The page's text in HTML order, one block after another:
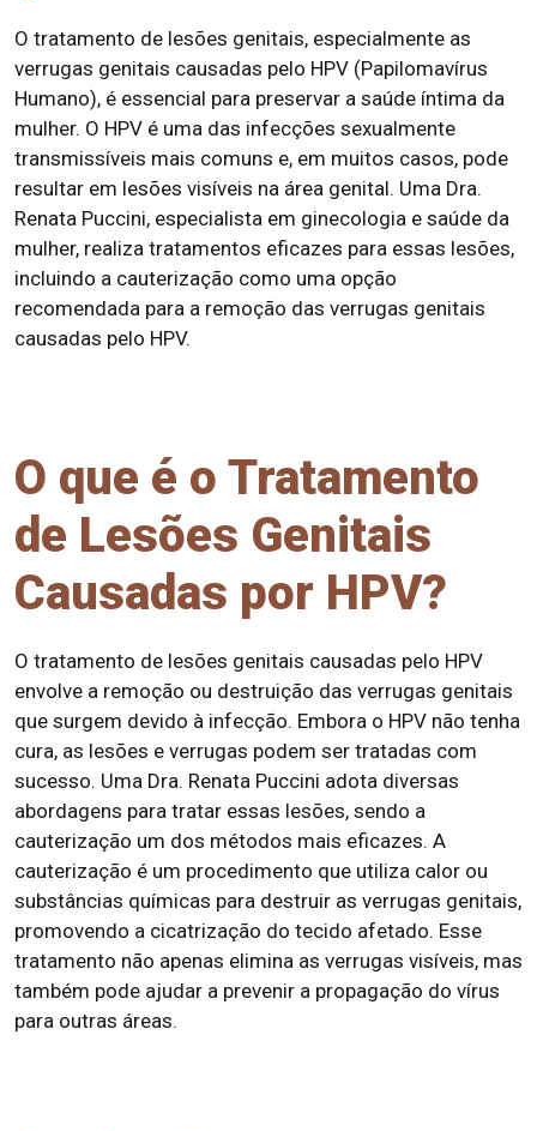
O tratamento de lesões genitais, especialmente as
verrugas genitais causadas pelo HPV (Papilomavírus
Humano), é essencial para preservar a saúde íntima da
mulher. O HPV é uma das infecções sexualmente
transmissíveis mais comuns e, em muitos casos, pode
resultar em lesões visíveis na área genital. Uma Dra.
Renata Puccini, especialista em ginecologia e saúde da
mulher, realiza tratamentos eficazes para essas lesões,
incluindo a cauterização como uma opção
recomendada para a remoção das verrugas genitais
causadas pelo HPV.
O que é o Tratamento
de Lesões Genitais
Causadas por HPV?
O tratamento de lesões genitais causadas pelo HPV
envolve a remoção ou destruição das verrugas genitais
que surgem devido à infecção. Embora o HPV não tenha
cura, as lesões e verrugas podem ser tratadas com
sucesso. Uma Dra. Renata Puccini adota diversas
abordagens para tratar essas lesões, sendo a
cauterização um dos métodos mais eficazes. A
cauterização é um procedimento que utiliza calor ou
substâncias químicas para destruir as verrugas genitais,
promovendo a cicatrização do tecido afetado. Esse
tratamento não apenas elimina as verrugas visíveis, mas
também pode ajudar a prevenir a propagação do vírus
para outras áreas.